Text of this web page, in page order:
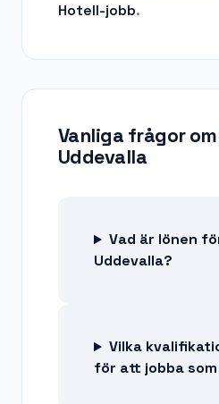
Hotell-jobb.
Vanliga frågor om
Uddevalla
Vad är lönen
Uddevalla?
Vilka
för att jobba som